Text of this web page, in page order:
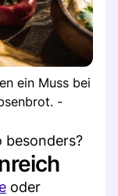
ein Muss bei
-
besonders?
oder